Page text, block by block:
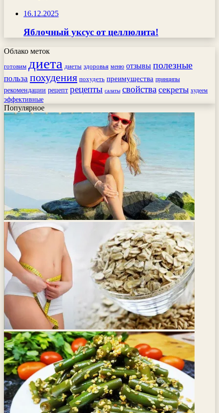
16.12.2025
Яблочный уксус от целлюлита!
Облако меток
готовим диета диеты здоровья меню отзывы полезные
польза похудения похудеть преимущества принципы
рекомендации рецепт рецепты салаты свойства секреты худеем
эффективные
Популярное